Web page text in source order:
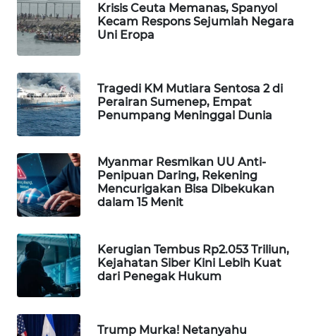
Krisis Ceuta Memanas, Spanyol
Kecam Respons Sejumlah Negara
Uni Eropa
Tragedi KM Mutiara Sentosa 2 di
Perairan Sumenep, Empat
Penumpang Meninggal Dunia
Myanmar Resmikan UU Anti-
Penipuan Daring, Rekening
Mencurigakan Bisa Dibekukan
dalam 15 Menit
Kerugian Tembus Rp2.053 Triliun,
Kejahatan Siber Kini Lebih Kuat
dari Penegak Hukum
Trump Murka! Netanyahu
METRO
JAKARTA
NEWS
KRT
NEWS
NEWS
JURNAL
MARITIM
HUMBANG
NEWS
GARONGGANG
NEWS